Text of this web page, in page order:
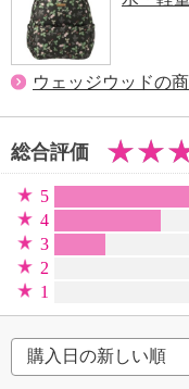
ウェッジウッドの
総合評価
5
4
3
2
1